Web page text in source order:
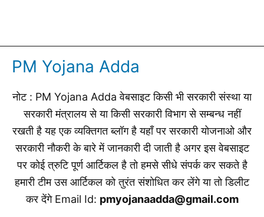
PM Yojana Adda
नोट : PM Yojana Adda वेबसाइट किसी भी सरकारी संस्था या
सरकारी मंत्रालय से या किसी सरकारी विभाग से सम्बन्ध नहीं
रखती है यह एक व्यक्तिगत ब्लॉग है यहाँ पर सरकारी योजनाओ और
सरकारी नौकरी के बारे में जानकारी दी जाती है अगर इस वेबसाइट
पर कोई त्रुटि पूर्ण आर्टिकल है तो हमसे सीधे संपर्क कर सकते है
हमारी टीम उस आर्टिकल को तुरंत संशोधित कर लेंगे या तो डिलीट
कर देंगे Email Id: pmyojanaadda@gmail.com